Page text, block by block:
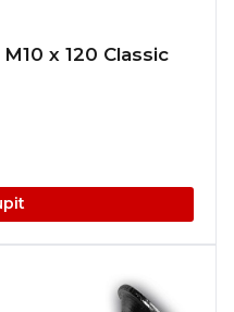
x 120 Classic